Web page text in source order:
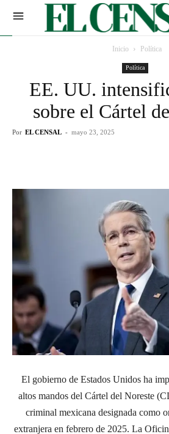
Inicio Política
Política
EE. UU.
sobre el Cártel
Por EL CENSAL - mayo 23, 2025
El gobierno de Estados Unidos ha
altos mandos del Cártel del Noreste
criminal mexicana designada como
extranjera en febrero de 2025. La